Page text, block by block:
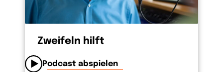
Zweifeln hilft
Podcast abspielen